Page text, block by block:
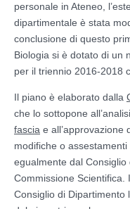
personale in Ateneo,
dipartimentale è stata
conclusione di questo
Biologia si è dotato di un
per il triennio 2016-2018
Il piano è elaborato dalla
che lo sottopone
fascia e all’approvazione
modifiche o
egualmente dal
Commissione Scientifica.
Consiglio di Dipartimento